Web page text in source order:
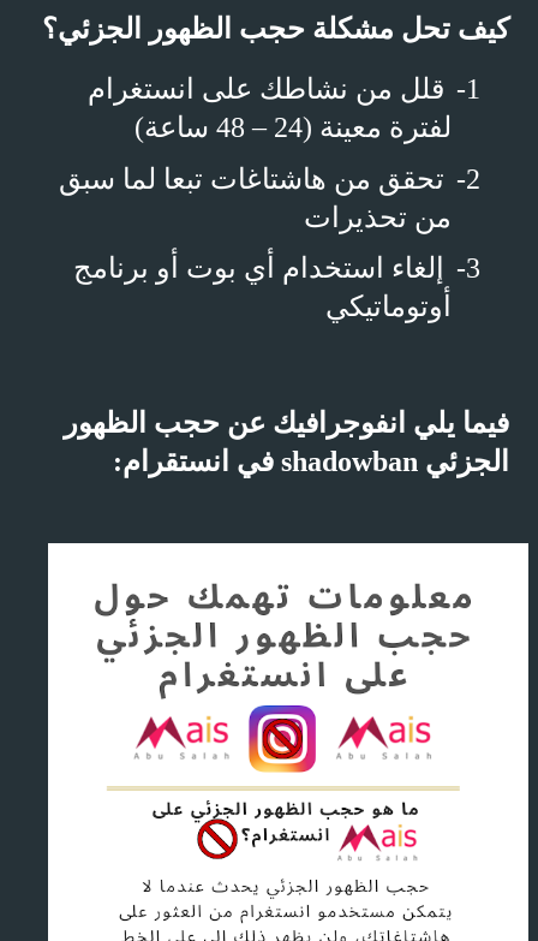
كيف تحل مشكلة حجب الظهور الجزئي؟
1-
قلل من نشاطك على انستغرام
لفترة معينة (24 – 48 ساعة)
2-
تحقق من هاشتاغات تبعا لما سبق
من تحذيرات
3-
إلغاء استخدام أي بوت أو برنامج
أوتوماتيكي
فيما يلي انفوجرافيك عن حجب الظهور
الجزئي shadowban في انستقرام: